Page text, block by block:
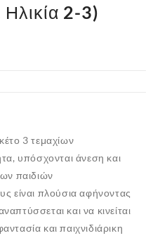
2-3)
3 τεμαχίων
υπόσχονται άνεση και
παιδιών
είναι πλούσια αφήνοντας
και να κινείται
και παιχνιδιάρικη